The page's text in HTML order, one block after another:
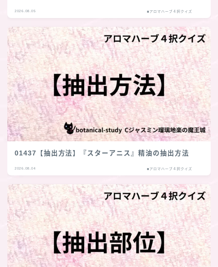
2026.08.05 ■アロマハーブ４択クイズ
01437【抽出方法】『スターアニス』精油の抽出方法
2026.08.04 ■アロマハーブ４択クイズ